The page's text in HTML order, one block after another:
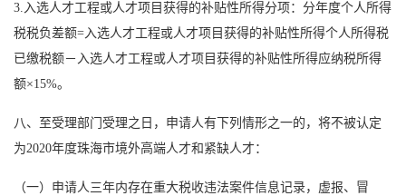
3.入选人才工程或人才项目获得的补贴性所得分项：分年度个人所得
税税负差额=入选人才工程或人才项目获得的补贴性所得个人所得税
已缴税额－入选人才工程或人才项目获得的补贴性所得应纳税所得
额×15%。
八、至受理部门受理之日，申请人有下列情形之一的，将不被认定
为2020年度珠海市境外高端人才和紧缺人才：
（一）申请人三年内存在重大税收违法案件信息记录，虚报、冒